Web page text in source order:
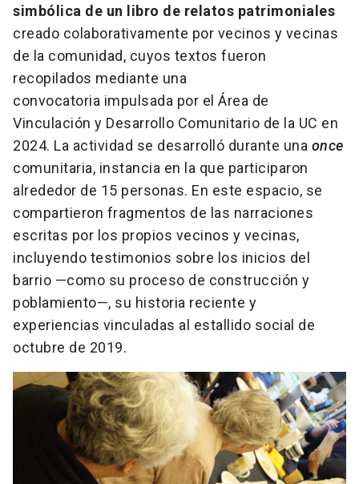
simbólica de un libro de relatos patrimoniales
creado colaborativamente por vecinos y vecinas
de la comunidad, cuyos textos fueron
recopilados mediante una
convocatoria impulsada por el Área de
Vinculación y Desarrollo Comunitario de la UC en
2024. La actividad se desarrolló durante una once
comunitaria, instancia en la que participaron
alrededor de 15 personas. En este espacio, se
compartieron fragmentos de las narraciones
escritas por los propios vecinos y vecinas,
incluyendo testimonios sobre los inicios del
barrio —como su proceso de construcción y
poblamiento—, su historia reciente y
experiencias vinculadas al estallido social de
octubre de 2019.